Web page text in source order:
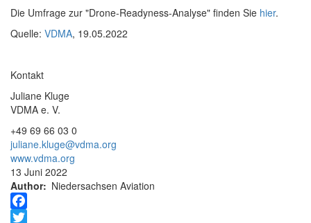
Die Umfrage zur "Drone-Readyness-Analyse" finden Sie hier.
Quelle: VDMA, 19.05.2022
Kontakt
Juliane Kluge
VDMA e. V.
+49 69 66 03 0
juliane.kluge@vdma.org
www.vdma.org
13 Juni 2022
Author
Niedersachsen Aviation
Facebook